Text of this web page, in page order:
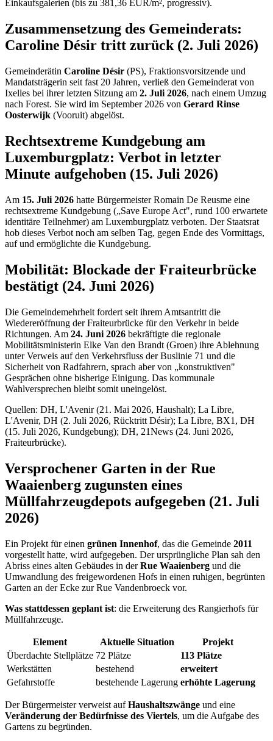
Einkaufsgalerien (bis zu 381,36 EUR/m², progressiv).
Zusammensetzung des Gemeinderats:
Caroline Désir tritt zurück (2. Juli 2026)
Gemeinderätin Caroline Désir (PS), Fraktionsvorsitzende und
Mandatsträgerin seit fast 20 Jahren, verließ den Gemeinderat von
Ixelles bei ihrer letzten Sitzung am 2. Juli 2026, nach einem Umzug
nach Forest. Sie wird im September 2026 von Gerard Rinse
Oosterwijk (Vooruit) abgelöst.
Rechtsextreme Kundgebung am
Luxemburgplatz: Verbot in letzter
Minute aufgehoben (15. Juli 2026)
Am 15. Juli 2026 hatte Bürgermeister Romain De Reusme eine
rechtsextreme Kundgebung („Save Europe Act", rund 100 erwartete
identitäre Teilnehmer) am Luxemburgplatz verboten. Der Staatsrat
hob dieses Verbot noch am selben Tag, gegen Ende des Vormittags,
auf und ermöglichte die Kundgebung.
Mobilität: Blockade der Fraiteurbrücke
bestätigt (24. Juni 2026)
Die Gemeindemehrheit fordert seit ihrem Amtsantritt die
Wiedereröffnung der Fraiteurbrücke für den Verkehr in beide
Richtungen. Am 24. Juni 2026 bekräftigte die regionale
Mobilitätsministerin Elke Van den Brandt (Groen) ihre Ablehnung
unter Verweis auf den Verkehrsfluss der Buslinie 71 und die
Sicherheit von Radfahrern, sprach aber von „konstruktiven"
Gesprächen ohne bisherige Einigung. Das kommunale
Wahlversprechen bleibt somit uneingelöst.
Quellen: DH, L'Avenir (21. Mai 2026, Haushalt); La Libre,
L'Avenir, DH (2. Juli 2026, Rücktritt Désir); La Libre, BX1, DH
(15. Juli 2026, Kundgebung); DH, 21News (24. Juni 2026,
Fraiteurbrücke).
Versprochener Garten in der Rue
Waaienberg zugunsten eines
Müllfahrzeugdepots aufgegeben (21. Juli
2026)
Ein Projekt für einen grünen Innenhof, das die Gemeinde 2011
vorgestellt hatte, wird aufgegeben. Der ursprüngliche Plan sah den
Abriss eines alten Gebäudes in derRue Waaienberg und die
Umwandlung des freigewordenen Hofs in einen ruhigen, begrünten
Garten an der Ecke zur Rue Vandenbroeck vor.
Was stattdessen geplant ist: die Erweiterung des Rangierhofs für
Müllfahrzeuge.
Element Aktuelle Situation
Projekt
Überdachte Stellplätze 72 Plätze
113 Plätze
Werkstätten
bestehend
erweitert
Gefahrstoffe
bestehende Lagerung erhöhte Lagerung
Der Bürgermeister verweist aufHaushaltszwänge und eine
Veränderung der Bedürfnisse des Viertels, um die Aufgabe des
Gartens zu begründen.